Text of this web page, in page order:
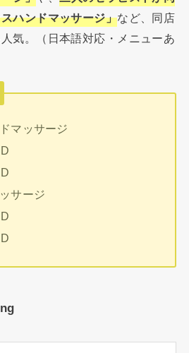
ハンドマッサージ」など、同店
気。（日本語対応・メニューあ
マッサージ
サージ